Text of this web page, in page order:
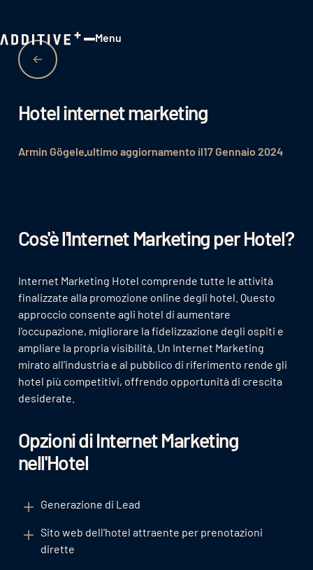
Menu
Hotel internet marketing
Armin Gögeleultimo aggiornamento il17 Gennaio 2024
Cos'è l'Internet Marketing per Hotel?
Internet Marketing Hotel comprende tutte le attività
finalizzate alla promozione online degli hotel. Questo
approccio consente agli hotel di aumentare
l'occupazione, migliorare la fidelizzazione degli ospiti e
ampliare la propria visibilità. Un Internet Marketing
mirato all'industria e al pubblico di riferimento rende gli
hotel più competitivi, offrendo opportunità di crescita
desiderate.
Opzioni di Internet Marketing
nell'Hotel
Generazione di Lead
Sito web dell'hotel attraente per prenotazioni
dirette